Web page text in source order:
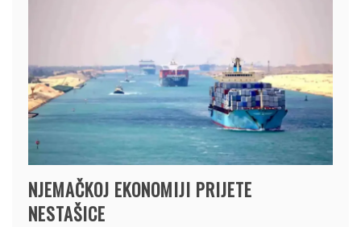
NJEMAČKOJ EKONOMIJI PRIJETE
NESTAŠICE